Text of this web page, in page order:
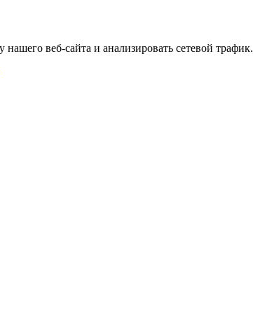
веб-сайта и анализировать сетевой трафик.